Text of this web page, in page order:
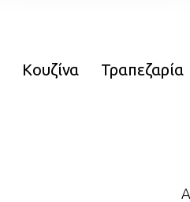
Κουζίνα Τραπεζαρία